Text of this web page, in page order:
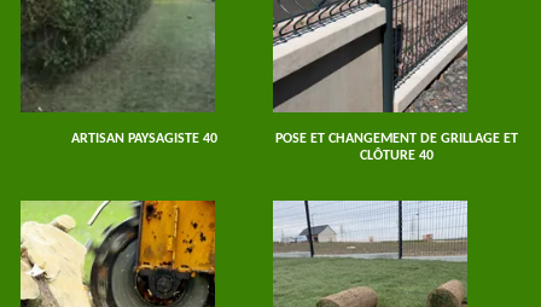
ARTISAN PAYSAGISTE 40
POSE ET CHANGEMENT DE GRILLAGE ET
CLÔTURE 40